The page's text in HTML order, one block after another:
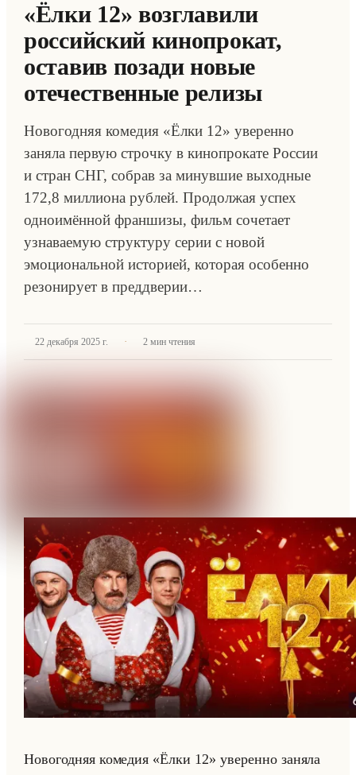
«Ёлки 12» возглавили
российский кинопрокат,
оставив позади новые
отечественные релизы
Новогодняя комедия «Ёлки 12» уверенно
заняла первую строчку в кинопрокате России
и стран СНГ, собрав за минувшие выходные
172,8 миллиона рублей. Продолжая успех
одноимённой франшизы, фильм сочетает
узнаваемую структуру серии с новой
эмоциональной историей, которая особенно
резонирует в преддверии…
22 декабря 2025 г. · 2 мин чтения
Но­во­год­няя ко­ме­дия «Ёлки 12» уве­рен­но за­ня­ла